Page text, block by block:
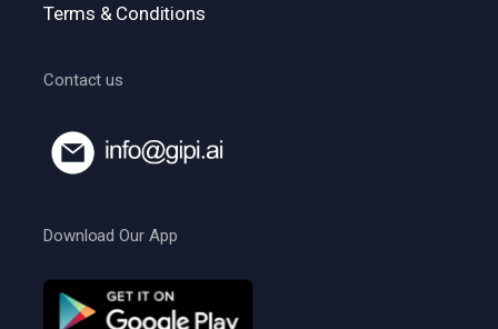
Terms & Conditions
Contact us
Download Our App